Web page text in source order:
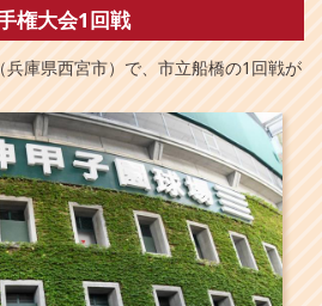
権大会1回戦
庫県西宮市）で、市立船橋の1回戦が